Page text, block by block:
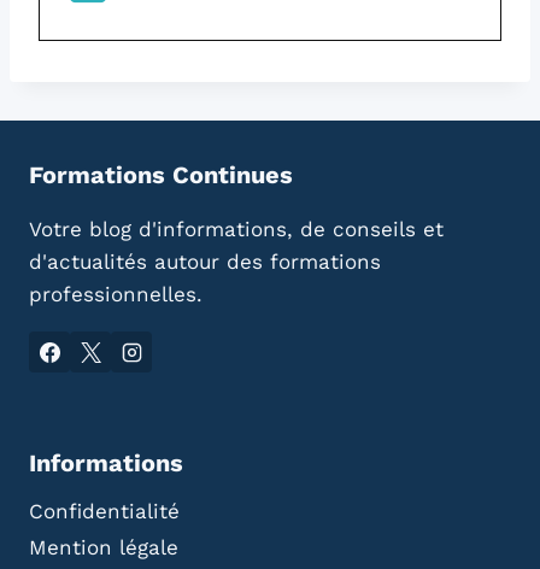
Formations Continues
Votre blog d'informations, de conseils et
d'actualités autour des formations
professionnelles.
Informations
Confidentialité
Mention légale